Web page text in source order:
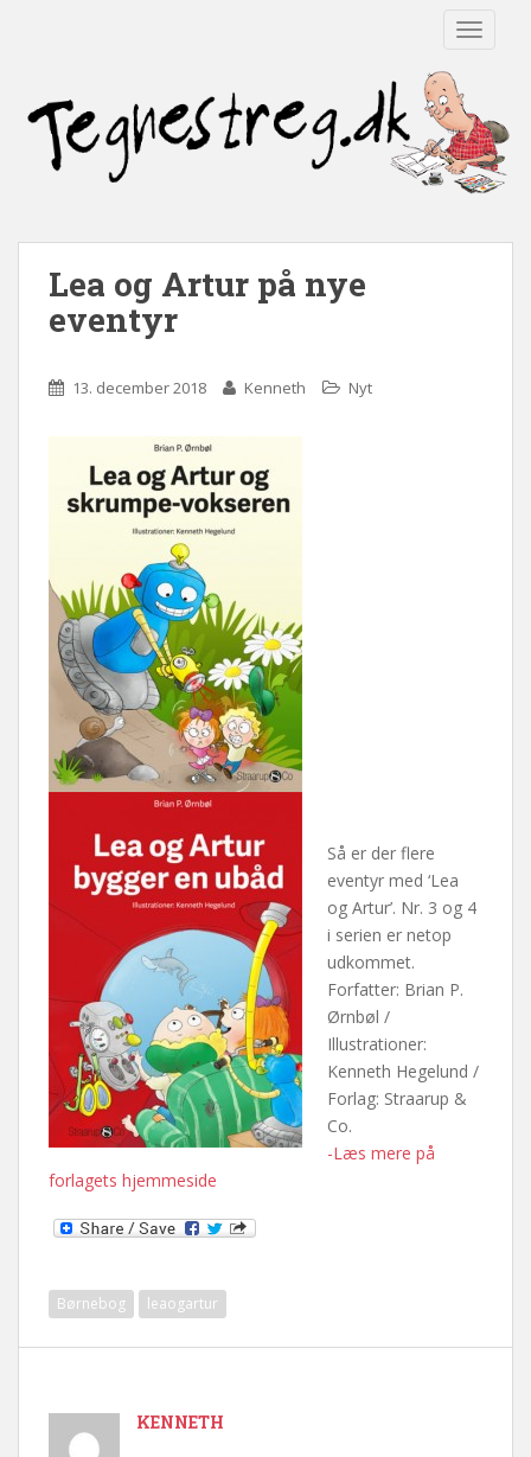
Lea og Artur på nye
eventyr
13. december 2018 Kenneth Nyt
Så er der flere
eventyr med ‘Lea
og Artur’. Nr. 3 og 4
i serien er netop
udkommet.
Forfatter: Brian P.
Ørnbøl /
Illustrationer:
Kenneth Hegelund /
Forlag: Straarup &
Co.
-Læs mere på
forlagets hjemmeside
Børnebog leaogartur
KENNETH